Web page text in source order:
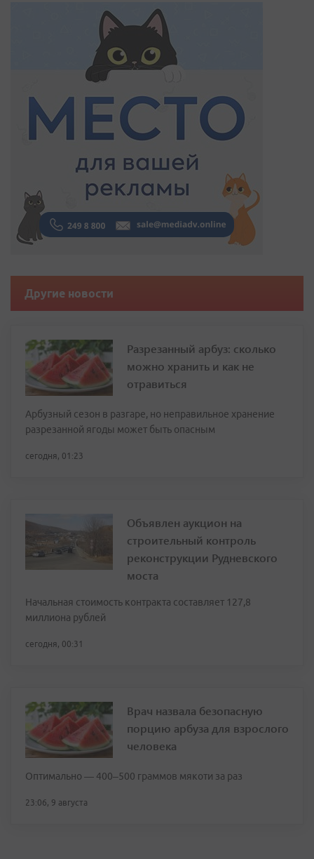
Другие новости
Разрезанный арбуз: сколько
можно хранить и как не
отравиться
Арбузный сезон в разгаре, но неправильное хранение
разрезанной ягоды может быть опасным
сегодня, 01:23
Объявлен аукцион на
строительный контроль
реконструкции Рудневского
моста
Начальная стоимость контракта составляет 127,8
миллиона рублей
сегодня, 00:31
Врач назвала безопасную
порцию арбуза для взрослого
человека
Оптимально — 400–500 граммов мякоти за раз
23:06, 9 августа